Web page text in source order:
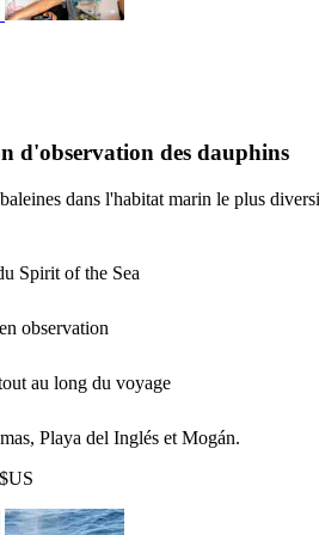
d'observation des dauphins
dans l'habitat marin le plus
Spirit of the Sea
observation
au long du voyage
Playa del Inglés et Mogán.